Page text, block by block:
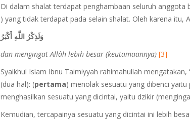
Di dalam shalat terdapat penghambaan seluruh anggota
) yang tidak terdapat pada selain shalat. Oleh karena itu,
وَلَذِكْرُ اللَّهِ أَكْبَرُ
dan mengingat Allâh lebih besar (keutamaannya) [3]
Syaikhul Islam Ibnu Taimiyyah rahimahullah
(dua hal): (pertama) menolak sesuatu yang dibenci
menghasilkan sesuatu yang dicintai, yaitu dzikir
Kemudian, tercapainya sesuatu yang dicintai ini lebih